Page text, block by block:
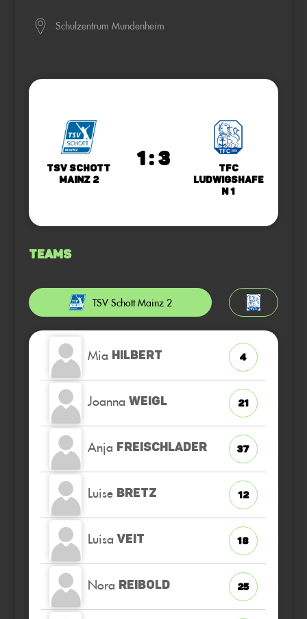
Schulzentrum Mundenheim
TSV Schott
Mainz 2
1 : 3
TFC
Ludwigshafe
n 1
Teams
TSV Schott Mainz 2
Mia HILBERT 4
Joanna WEIGL 21
Anja FREISCHLADER 37
Luise BRETZ 12
Luisa VEIT 18
Nora REIBOLD 25